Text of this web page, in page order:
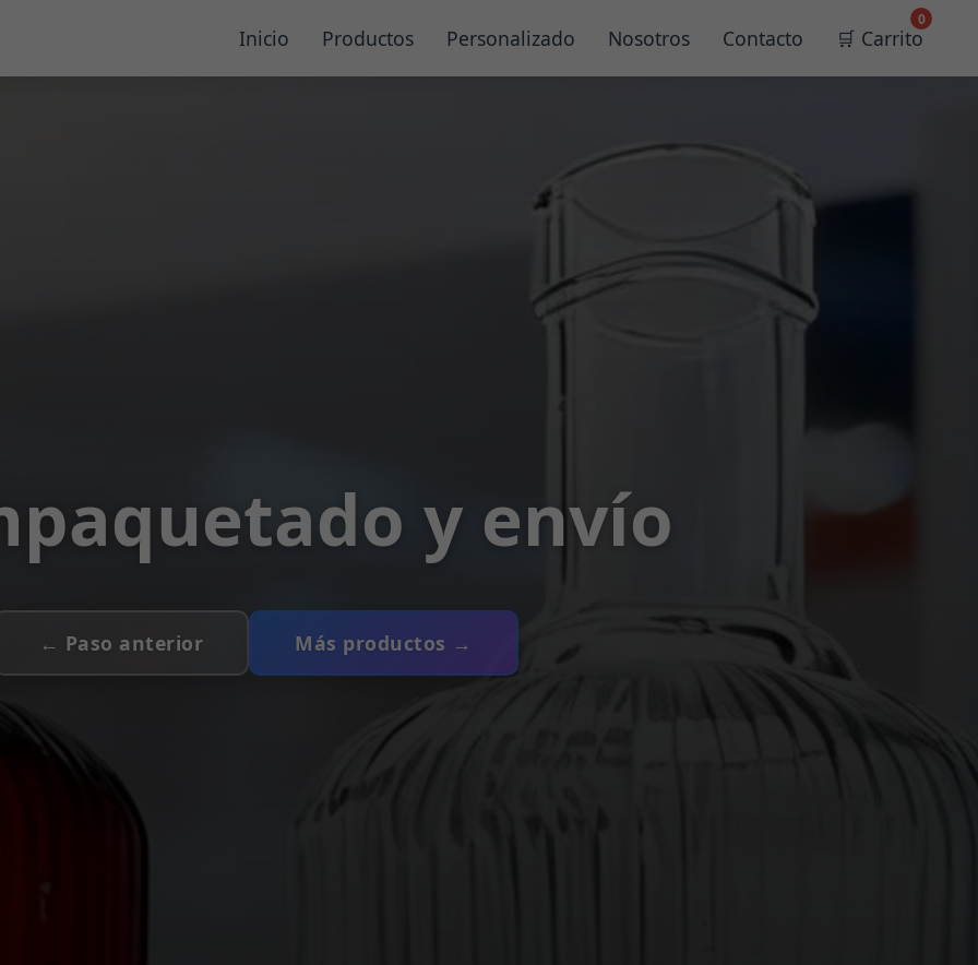
Inicio Productos Personalizado Nosotros Contacto 🛒 Carrito
0
y envío
← Paso anterior Más productos →